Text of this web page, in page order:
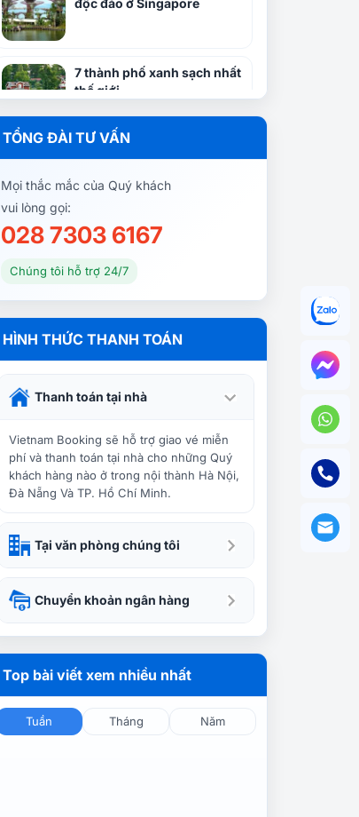
độc đáo ở Singapore
7 thành phố xanh sạch nhất
thế giới
Điểm danh những trải
nghiệm 0 đồng ở Singapore
Những điều cần lưu ý cho
chuyến du lịch Singapore
7 trải nghiệm không mất
khiến bạn nhất định phải
đến
vị
Tour Singapore – Malaysia
Tết Âm Lịch 2024 (4N3Đ)
Tour Singapore – Malaysia
mừng quốc khánh 2/9
Johor Malacca Kuala
Lumpur 6N5Đ
TỔNG ĐÀI TƯ VẤN
Mọi thắc mắc của Quý khách
vui lòng gọi:
028 7303 6167
Chúng tôi hỗ trợ 24/7
HÌNH THỨC THANH TOÁN
Thanh toán tại nhà
Vietnam Booking sẽ hỗ trợ giao vé miễn
phí và thanh toán tại nhà cho những Quý
khách hàng nào ở trong nội thành Hà Nội,
Đà Nẵng Và TP. Hồ Chí Minh.
Tại văn phòng chúng tôi
Chuyển khoản ngân hàng
Top bài viết xem nhiều nhất
Tuần Tháng Năm